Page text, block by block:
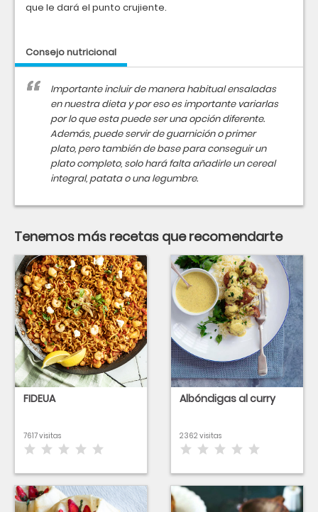
que le dará el punto crujiente.
Consejo nutricional
Importante incluir de manera habitual ensaladas
en nuestra dieta y por eso es importante variarlas
por lo que esta puede ser una opción diferente.
Además, puede servir de guarnición o primer
plato, pero también de base para conseguir un
plato completo, solo hará falta añadirle un cereal
integral, patata o una legumbre.
Tenemos más recetas que recomendarte
FIDEUA
7617 visitas
Albóndigas al curry
2362 visitas